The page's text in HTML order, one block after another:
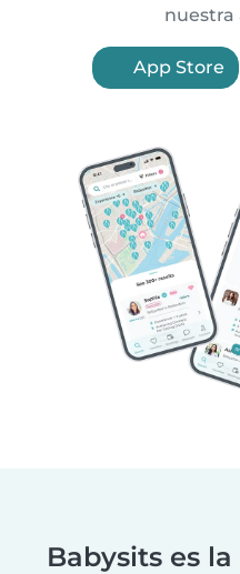
nuestra
App Store
Babysits es